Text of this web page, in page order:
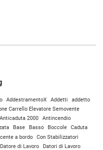
AddestramentoX Addetti
addetto
Carrello Elevatore Semovente
Anticaduta 2000
Antincendio
Base Basso Boccole
Caduta
a bordo
Con Stabilizzatori
Datore di Lavoro
Datori di Lavoro